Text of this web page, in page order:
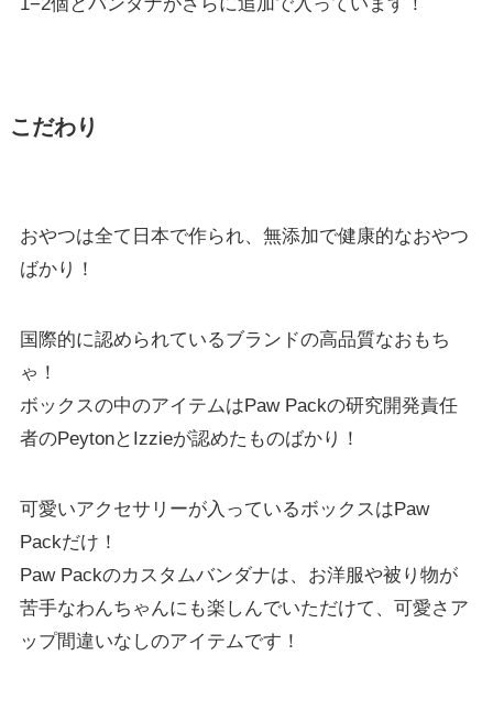
1−2個とバンダナがさらに追加で入っています！
こだわり
おやつは全て日本で作られ、無添加で健康的なおやつ
ばかり！
国際的に認められているブランドの高品質なおもち
ゃ！
ボックスの中のアイテムはPaw Packの研究開発責任
者のPeytonとIzzieが認めたものばかり！
可愛いアクセサリーが入っているボックスはPaw
Packだけ！
Paw Packのカスタムバンダナは、お洋服や被り物が
苦手なわんちゃんにも楽しんでいただけて、可愛さア
ップ間違いなしのアイテムです！